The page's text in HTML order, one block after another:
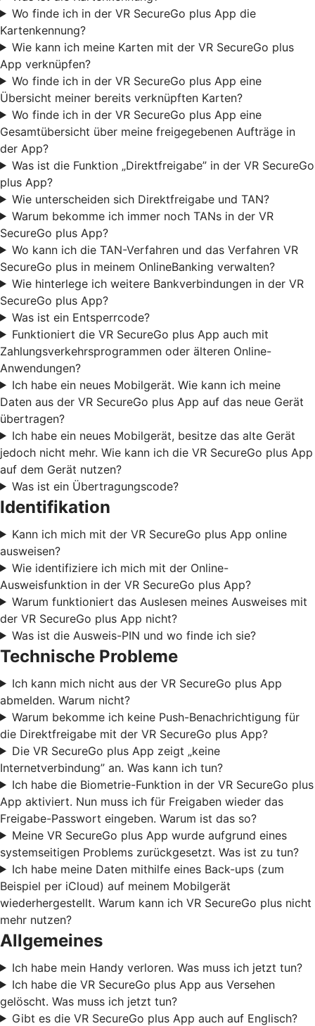
Wo finde ich in der VR SecureGo plus App die
Kartenkennung?
Wie kann ich meine Karten mit der VR SecureGo plus
App verknüpfen?
Wo finde ich in der VR SecureGo plus App eine
Übersicht meiner bereits verknüpften Karten?
Wo finde ich in der VR SecureGo plus App eine
Gesamtübersicht über meine freigegebenen Aufträge in
der App?
Was ist die Funktion „Direktfreigabe” in der VR SecureGo
plus App?
Wie unterscheiden sich Direktfreigabe und TAN?
Warum bekomme ich immer noch TANs in der VR
SecureGo plus App?
Wo kann ich die TAN-Verfahren und das Verfahren VR
SecureGo plus in meinem OnlineBanking verwalten?
Wie hinterlege ich weitere Bankverbindungen in der VR
SecureGo plus App?
Was ist ein Entsperrcode?
Funktioniert die VR SecureGo plus App auch mit
Zahlungsverkehrsprogrammen oder älteren Online-
Anwendungen?
Ich habe ein neues Mobilgerät. Wie kann ich meine
Daten aus der VR SecureGo plus App auf das neue Gerät
übertragen?
Ich habe ein neues Mobilgerät, besitze das alte Gerät
jedoch nicht mehr. Wie kann ich die VR SecureGo plus App
auf dem Gerät nutzen?
Was ist ein Übertragungscode?
Identifikation
Kann ich mich mit der VR SecureGo plus App online
ausweisen?
Wie identifiziere ich mich mit der Online-
Ausweisfunktion in der VR SecureGo plus App?
Warum funktioniert das Auslesen meines Ausweises mit
der VR SecureGo plus App nicht?
Was ist die Ausweis-PIN und wo finde ich sie?
Technische Probleme
Ich kann mich nicht aus der VR SecureGo plus App
abmelden. Warum nicht?
Warum bekomme ich keine Push-Benachrichtigung für
die Direktfreigabe mit der VR SecureGo plus App?
Die VR SecureGo plus App zeigt „keine
Internetverbindung” an. Was kann ich tun?
Ich habe die Biometrie-Funktion in der VR SecureGo plus
App aktiviert. Nun muss ich für Freigaben wieder das
Freigabe-Passwort eingeben. Warum ist das so?
Meine VR SecureGo plus App wurde aufgrund eines
systemseitigen Problems zurückgesetzt. Was ist zu tun?
Ich habe meine Daten mithilfe eines Back-ups (zum
Beispiel per iCloud) auf meinem Mobilgerät
wiederhergestellt. Warum kann ich VR SecureGo plus nicht
mehr nutzen?
Allgemeines
Ich habe mein Handy verloren. Was muss ich jetzt tun?
Ich habe die VR SecureGo plus App aus Versehen
gelöscht. Was muss ich jetzt tun?
Gibt es die VR SecureGo plus App auch auf Englisch?